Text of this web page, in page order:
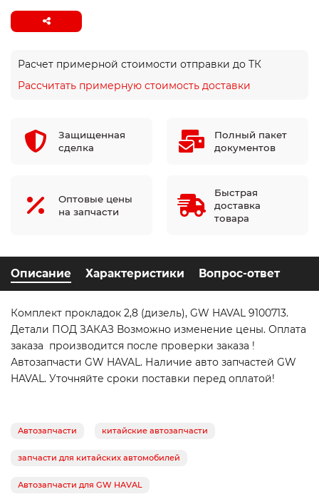
Расчет примерной стоимости отправки до ТК
Рассчитать примерную стоимость доставки
Защищенная
сделка
Полный пакет
документов
Оптовые цены
на запчасти
Быстрая
доставка
товара
Описание Характеристики Вопрос-ответ
Комплект прокладок 2,8 (дизель), GW HAVAL 9100713.
Детали ПОД ЗАКАЗ Возможно изменение цены. Оплата
заказа производится после проверки заказа !
Автозапчасти GW HAVAL. Наличие авто запчастей GW
HAVAL. Уточняйте сроки поставки перед оплатой!
Автозапчасти китайские автозапчасти
запчасти для китайских автомобилей
Автозапчасти для GW HAVAL